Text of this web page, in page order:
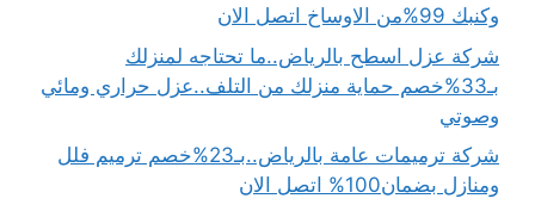
وكنبك 99%من الاوساخ اتصل الان
شركة عزل اسطح بالرياض..ما تحتاجه لمنزلك
بـ33%خصم حماية منزلك من التلف..عزل حراري ومائي
وصوتي
شركة ترميمات عامة بالرياض..بـ23%خصم ترميم فلل
ومنازل بضمان100% اتصل الان